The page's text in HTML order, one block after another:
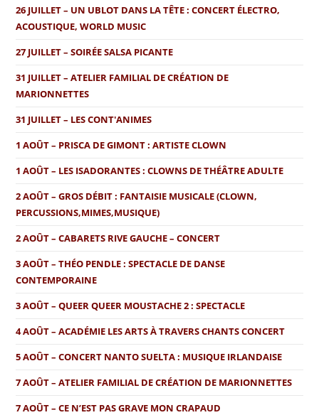
26 JUILLET – UN UBLOT DANS LA TÊTE : CONCERT ÉLECTRO,
ACOUSTIQUE, WORLD MUSIC
27 JUILLET – SOIRÉE SALSA PICANTE
31 JUILLET – ATELIER FAMILIAL DE CRÉATION DE
MARIONNETTES
31 JUILLET – LES CONT'ANIMES
1 AOÛT – PRISCA DE GIMONT : ARTISTE CLOWN
1 AOÛT – LES ISADORANTES : CLOWNS DE THÉÂTRE ADULTE
2 AOÛT – GROS DÉBIT : FANTAISIE MUSICALE (CLOWN,
PERCUSSIONS,MIMES,MUSIQUE)
2 AOÛT – CABARETS RIVE GAUCHE – CONCERT
3 AOÛT – THÉO PENDLE : SPECTACLE DE DANSE
CONTEMPORAINE
3 AOÛT – QUEER QUEER MOUSTACHE 2 : SPECTACLE
4 AOÛT – ACADÉMIE LES ARTS À TRAVERS CHANTS CONCERT
5 AOÛT – CONCERT NANTO SUELTA : MUSIQUE IRLANDAISE
7 AOÛT – ATELIER FAMILIAL DE CRÉATION DE MARIONNETTES
7 AOÛT – CE N’EST PAS GRAVE MON CRAPAUD